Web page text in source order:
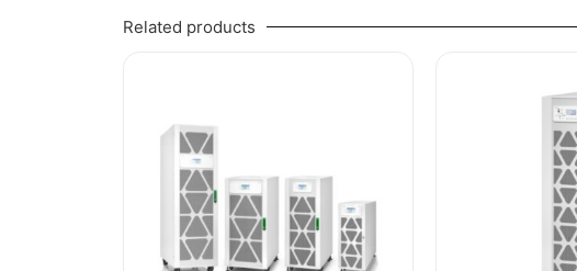
Related products